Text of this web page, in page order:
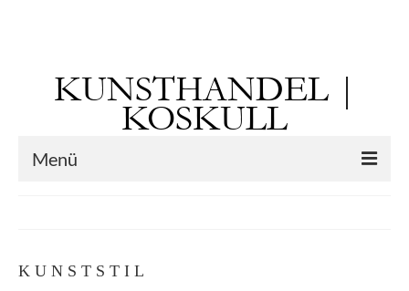
KUNSTHANDEL |
KOSKULL
Menü
K U N S T S T I L